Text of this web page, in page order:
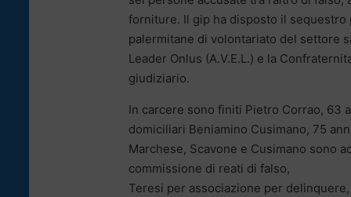
forniture. Il gip ha disposto il
palermitane di volontariato del settore
Leader Onlus (A.V.E.L.) e la
giudiziario.
In carcere sono finiti Pietro Corrao, 63
domiciliari Beniamino Cusimano, 75
Marchese, Scavone e Cusimano sono
commissione di reati di falso,
Teresi per associazione per